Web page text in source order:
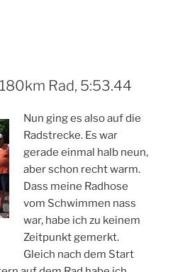
Rad, 5:53.44
Nun ging es also auf die
Radstrecke. Es war
gerade einmal halb neun,
aber schon recht warm.
Dass meine Radhose
vom Schwimmen nass
war, habe ich zu keinem
Zeitpunkt gemerkt.
Gleich nach dem Start